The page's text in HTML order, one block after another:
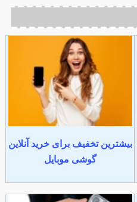
بیشترین تخفیف برای خرید آنلاین
گوشی موبایل